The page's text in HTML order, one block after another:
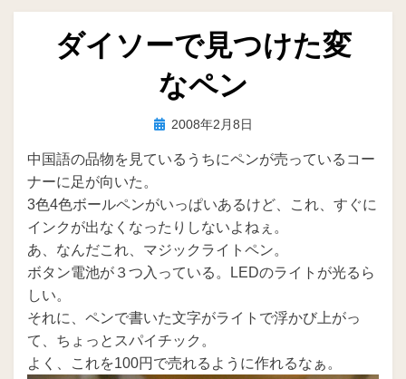
ダイソーで見つけた変
なペン
投稿者ike
投
日:
2008年2月8日
中国語の品物を見ているうちにペンが売っているコー
ナーに足が向いた。
3色4色ボールペンがいっぱいあるけど、これ、すぐに
インクが出なくなったりしないよねぇ。
あ、なんだこれ、マジックライトペン。
ボタン電池が３つ入っている。LEDのライトが光るら
しい。
それに、ペンで書いた文字がライトで浮かび上がっ
て、ちょっとスパイチック。
よく、これを100円で売れるように作れるなぁ。